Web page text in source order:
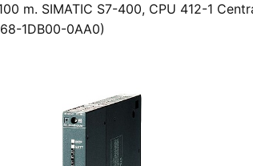
m. SIMATIC S7-400, CPU 412-1
1DB00-0AA0)